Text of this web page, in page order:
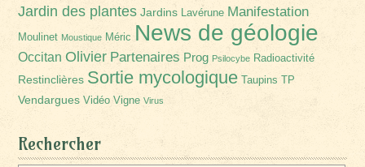
Jardin des plantes Jardins Lavérune Manifestation
Moulinet Moustique Méric News de géologie
Occitan Olivier Partenaires Prog Psilocybe Radioactivité
Restinclières Sortie mycologique Taupins TP
Vendargues Vidéo Vigne Virus
Rechercher